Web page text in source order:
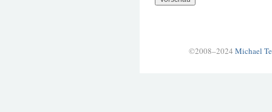
©2008–2024 Michael